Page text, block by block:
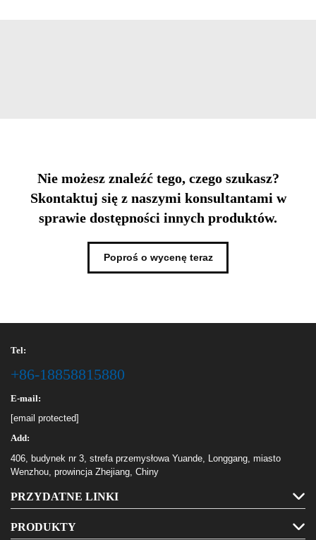
Nie możesz znaleźć tego, czego szukasz?
Skontaktuj się z naszymi konsultantami w
sprawie dostępności innych produktów.
Poproś o wycenę teraz
Tel:
+86-18858815880
E-mail:
[email protected]
Add:
406, budynek nr 3, strefa przemysłowa Yuande, Longgang, miasto
Wenzhou, prowincja Zhejiang, Chiny
PRZYDATNE LINKI
PRODUKTY